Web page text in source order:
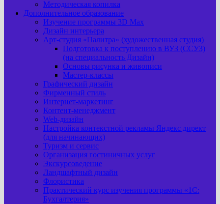
Методическая копилка
Дополнительное образование
Изучение программы 3D Max
Дизайн интерьера
Арт-cтудия «Палитра» (художественная студия)
Подготовка к поступлению в ВУЗ (ССУЗ)
(на специальность Дизайн)
Основы рисунка и живописи
Мастер-классы
Графический дизайн
Фирменный стиль
Интернет-маркетинг
Контент-менеджмент
Web-дизайн
Настройка контекстной рекламы Яндекс директ
(для начинающих)
Туризм и сервис
Организация гостиничных услуг
Экскурсоведение
Ландшафтный дизайн
Флористика
Практический курс изучения программы «1С:
Бухгалтерия»